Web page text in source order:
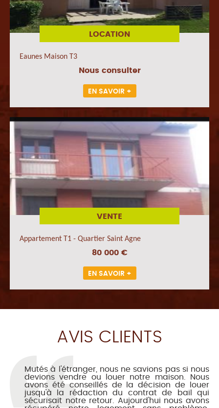
LOCATION
Eaunes Maison T3
Nous consulter
EN SAVOIR +
VENTE
Appartement T1 - Quartier Saint Agne
80 000 €
EN SAVOIR +
AVIS CLIENTS
Mutés à l'étranger, nous ne savions pas si nous
devions vendre ou louer notre maison. Nous
avons été conseillés de la décision de louer
jusqu'à la rédaction du contrat de bail qui
sécurisait notre retour. Aujourd'hui nous avons